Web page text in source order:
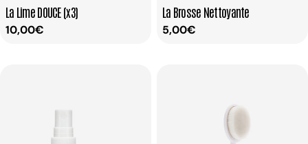
Taper:
La Lime DOUCE (x3)
Prix
10,00€
Taper:
La Brosse Nettoyante
Prix
5,00€